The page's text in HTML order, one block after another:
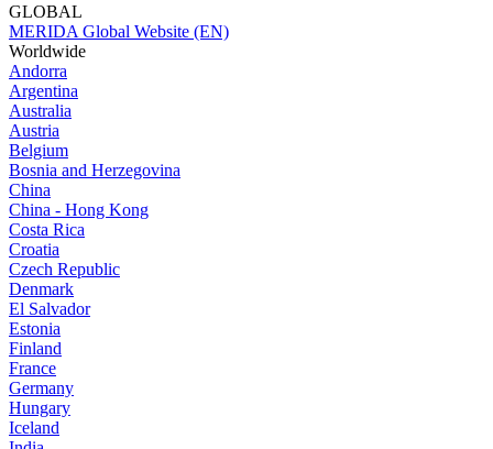
GLOBAL
MERIDA Global Website (EN)
Worldwide
Andorra
Argentina
Australia
Austria
Belgium
Bosnia and Herzegovina
China
China - Hong Kong
Costa Rica
Croatia
Czech Republic
Denmark
El Salvador
Estonia
Finland
France
Germany
Hungary
Iceland